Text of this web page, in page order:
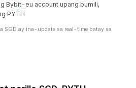
Bybit-eu account upang bumili,
PYTH
SGD ay ina-update sa real-time batay sa